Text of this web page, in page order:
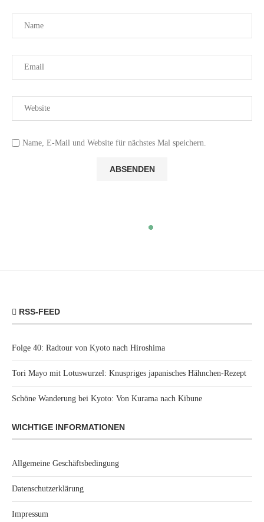
Name, E-Mail und Website für nächstes Mal speichern.
RSS-FEED
Folge 40: Radtour von Kyoto nach Hiroshima
Tori Mayo mit Lotuswurzel: Knuspriges japanisches Hähnchen-Rezept
Schöne Wanderung bei Kyoto: Von Kurama nach Kibune
WICHTIGE INFORMATIONEN
Allgemeine Geschäftsbedingung
Datenschutzerklärung
Impressum